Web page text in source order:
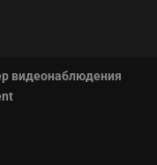
видеонаблюдения